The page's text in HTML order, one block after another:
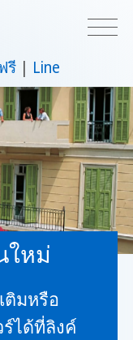
รี Line
ใหม่
ติมหรือ
ได้ที่ลิงค์